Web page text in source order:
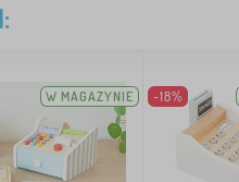
W MAGAZYNIE -18%